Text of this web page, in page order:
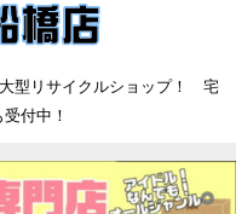
型リサイクルショップ！ 宅
付中！